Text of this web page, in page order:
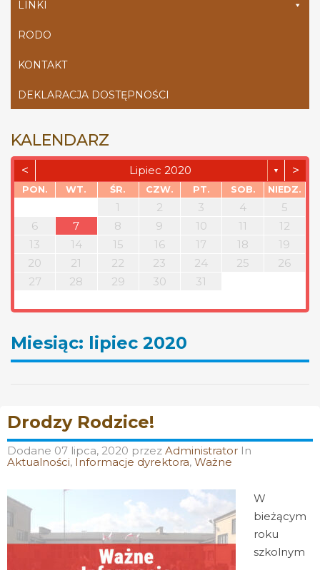
LINKI
RODO
KONTAKT
DEKLARACJA DOSTĘPNOŚCI
KALENDARZ
< Lipiec 2020 ▼ >
PON. WT. ŚR. CZW. PT. SOB. NIEDZ.
1 2 3 4
5
6
7 8 9 10 11
12
13
14 15 16 17 18
19
20
21 22 23 24 25
26
27
28 29 30 31
Miesiąc: lipiec 2020
Drodzy Rodzice!
Dodane 07 lipca, 2020 przez Administrator In
Aktualności, Informacje dyrektora, Ważne
W
bieżącym
roku
szkolnym